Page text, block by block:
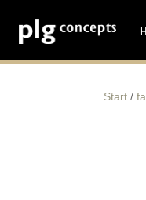
Start /